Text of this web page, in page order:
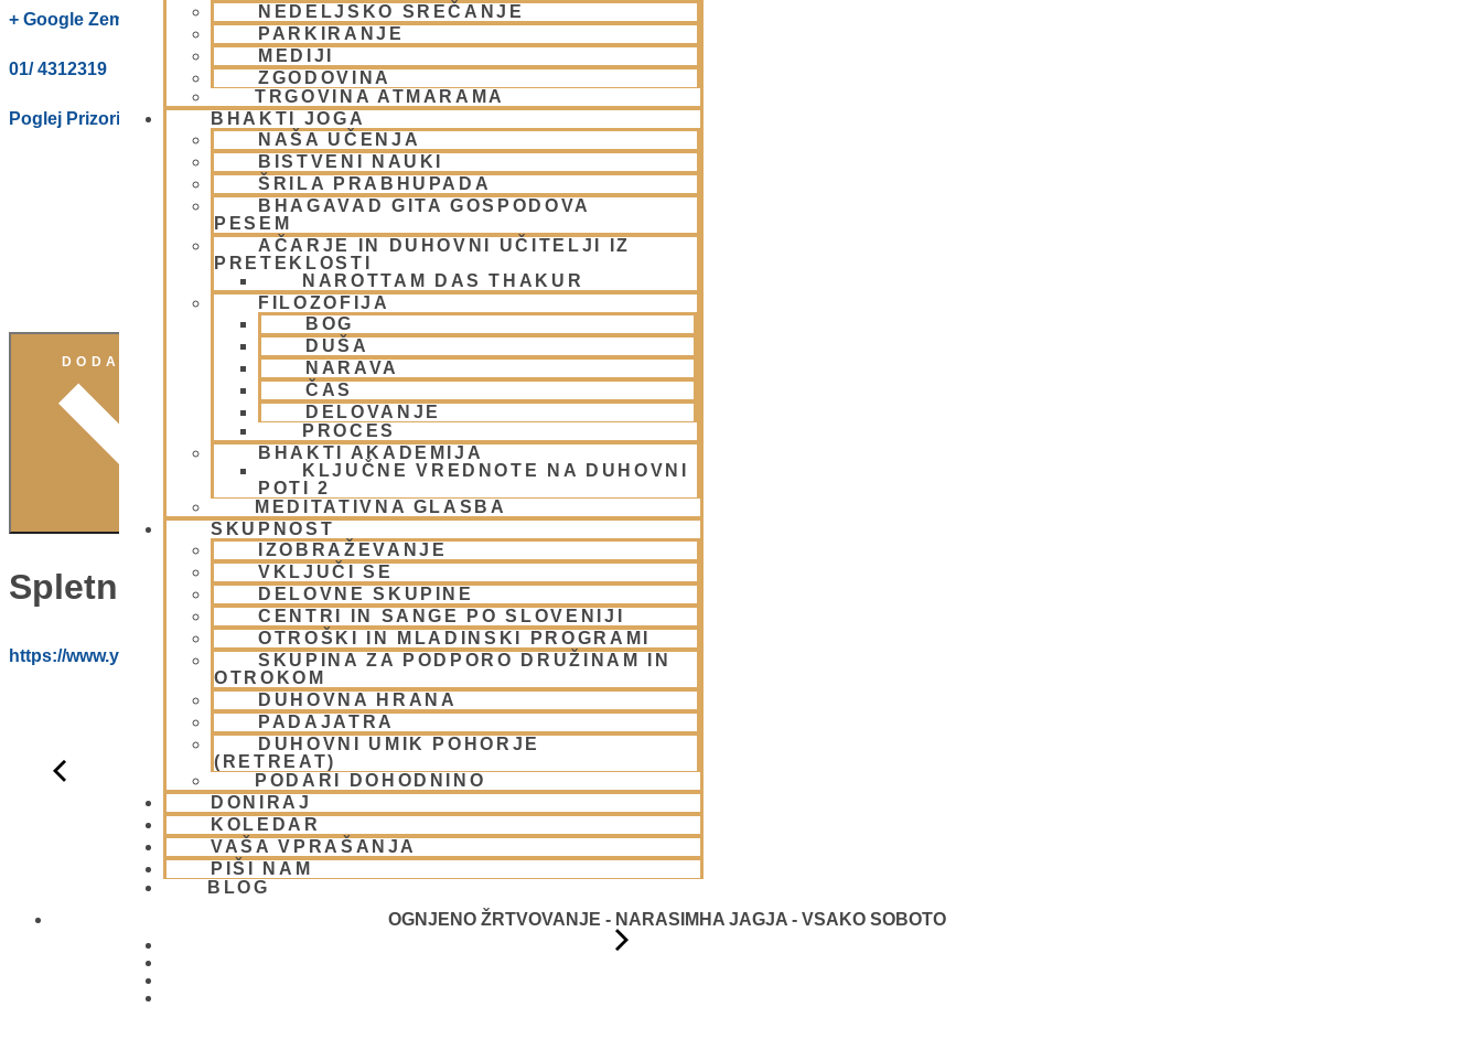
NEDELJSKO SREČANJE
PARKIRANJE
MEDIJI
ZGODOVINA
TRGOVINA ATMARAMA
BHAKTI JOGA
NAŠA UČENJA
BISTVENI NAUKI
ŠRILA PRABHUPADA
BHAGAVAD GITA GOSPODOVA
PESEM
AČARJE IN DUHOVNI UČITELJI IZ
PRETEKLOSTI
NAROTTAM DAS THAKUR
FILOZOFIJA
BOG
DUŠA
NARAVA
ČAS
DELOVANJE
PROCES
BHAKTI AKADEMIJA
KLJUČNE VREDNOTE NA DUHOVNI
POTI 2
MEDITATIVNA GLASBA
SKUPNOST
IZOBRAŽEVANJE
VKLJUČI SE
DELOVNE SKUPINE
CENTRI IN SANGE PO SLOVENIJI
OTROŠKI IN MLADINSKI PROGRAMI
SKUPINA ZA PODPORO DRUŽINAM IN
OTROKOM
DUHOVNA HRANA
PADAJATRA
DUHOVNI UMIK POHORJE
(RETREAT)
PODARI DOHODNINO
DONIRAJ
KOLEDAR
VAŠA VPRAŠANJA
PIŠI NAM
BLOG
+ Google Zemljevidi
01/ 4312319
Poglej Prizorišče spletno stran
DODAJ V KOLEDAR
Spletna Stran:
https://www.youtube.com/@HARE_KRISNA_ISKCON_LJUBLJANA/streams
OGNJENO ŽRTVOVANJE - NARASIMHA JAGJA - VSAKO SOBOTO